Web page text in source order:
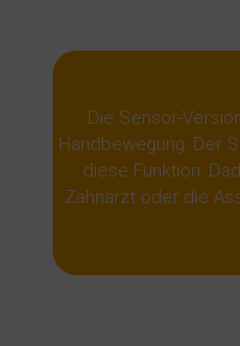
Die Sensor-
Handbewegung. Der
diese Funktion.
Zahnarzt oder die